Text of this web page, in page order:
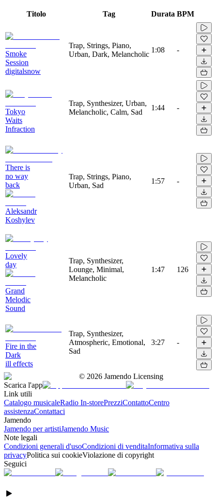
Titolo Tag Durata BPM
Smoke
Session
digitalsnow
Trap, Strings, Piano,
Urban, Dark, Melancholic
1:08 -
Tokyo
Waits
Infraction
Trap, Synthesizer, Urban,
Melancholic, Calm, Sad
1:44 -
There is
no way
back
Aleksandr
Koshylev
Trap, Strings, Piano,
Urban, Sad
1:57 -
Lovely
day
Grand
Melodic
Sound
Trap, Synthesizer,
Lounge, Minimal,
Melancholic
1:47 126
Fire in the
Dark
ill effects
Trap, Synthesizer,
Atmospheric, Emotional,
Sad
3:27 -
© 2026 Jamendo Licensing
Scarica l'app
Link utili
Catalogo musicaleRadio In-storePrezziContattoCentro
assistenzaContattaci
Jamendo
Jamendo per artistiJamendo Music
Note legali
Condizioni generali d'usoCondizioni di venditaInformativa sulla
privacyPolitica sui cookieViolazione di copyright
Seguici